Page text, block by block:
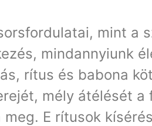
mint a
mindannyiunk
rítus és babona
mély átélését
meg. E rítusok